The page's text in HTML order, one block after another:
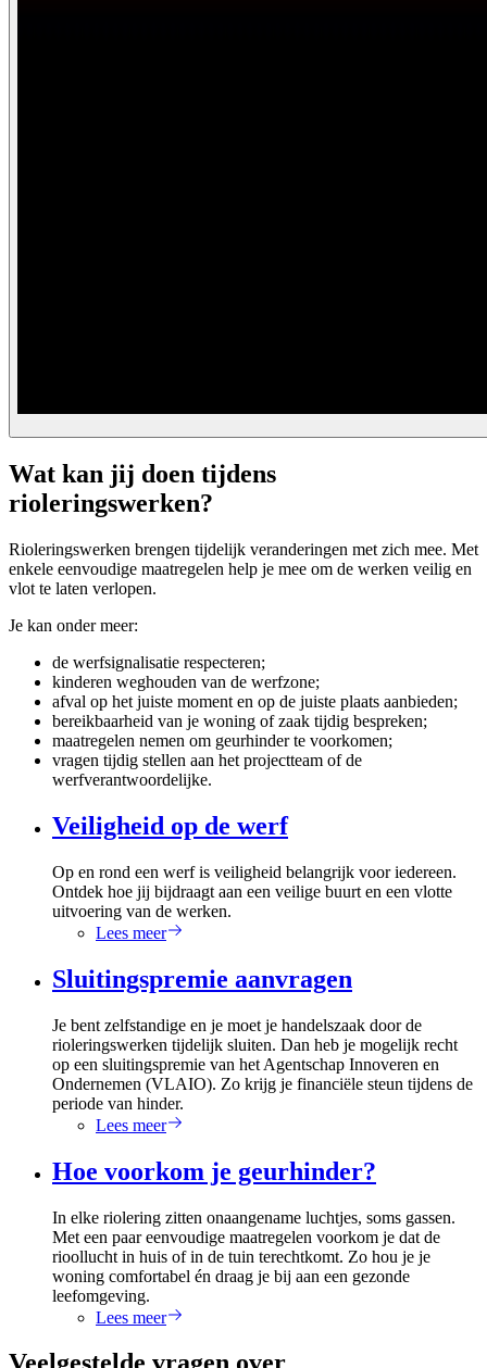
Wat kan jij doen tijdens
rioleringswerken?
Rioleringswerken brengen tijdelijk veranderingen met zich mee. Met
enkele eenvoudige maatregelen help je mee om de werken veilig en
vlot te laten verlopen.
Je kan onder meer:
de werfsignalisatie respecteren;
kinderen weghouden van de werfzone;
afval op het juiste moment en op de juiste plaats aanbieden;
bereikbaarheid van je woning of zaak tijdig bespreken;
maatregelen nemen om geurhinder te voorkomen;
vragen tijdig stellen aan het projectteam of de
werfverantwoordelijke.
Veiligheid op de werf
Op en rond een werf is veiligheid belangrijk voor iedereen.
Ontdek hoe jij bijdraagt aan een veilige buurt en een vlotte
uitvoering van de werken.
Lees meer
Sluitingspremie aanvragen
Je bent zelfstandige en je moet je handelszaak door de
rioleringswerken tijdelijk sluiten. Dan heb je mogelijk recht
op een sluitingspremie van het Agentschap Innoveren en
Ondernemen (VLAIO). Zo krijg je financiële steun tijdens de
periode van hinder.
Lees meer
Hoe voorkom je geurhinder?
In elke riolering zitten onaangename luchtjes, soms gassen.
Met een paar eenvoudige maatregelen voorkom je dat de
rioollucht in huis of in de tuin terechtkomt. Zo hou je je
woning comfortabel én draag je bij aan een gezonde
leefomgeving.
Lees meer